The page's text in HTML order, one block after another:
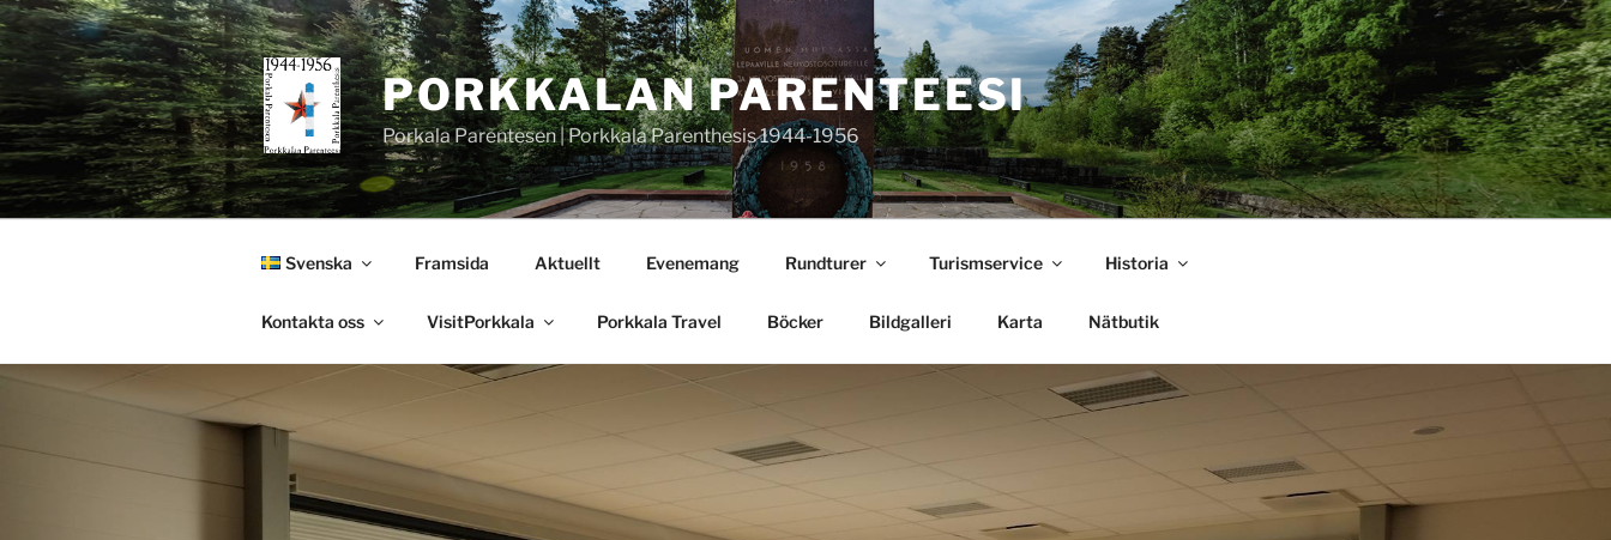
Hoppa
till
innehåll
PORKKALAN PARENTEESI
Porkala Parentesen | Porkkala Parenthesis 1944-1956
Svenska Framsida Aktuellt Evenemang Rundturer Turismservice Historia
Kontakta oss VisitPorkkala Porkkala Travel Böcker Bildgalleri Karta Nätbutik